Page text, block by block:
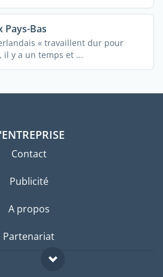
Pays-Bas
« travaillent dur pour
il y a un temps et ...
Contact
Publicité
A propos
Partenariat